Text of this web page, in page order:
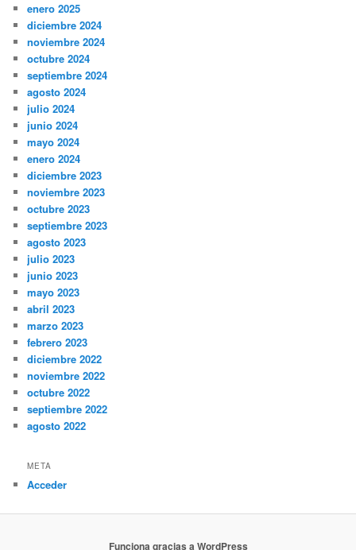
enero 2025
diciembre 2024
noviembre 2024
octubre 2024
septiembre 2024
agosto 2024
julio 2024
junio 2024
mayo 2024
enero 2024
diciembre 2023
noviembre 2023
octubre 2023
septiembre 2023
agosto 2023
julio 2023
junio 2023
mayo 2023
abril 2023
marzo 2023
febrero 2023
diciembre 2022
noviembre 2022
octubre 2022
septiembre 2022
agosto 2022
META
Acceder
Funciona gracias a WordPress